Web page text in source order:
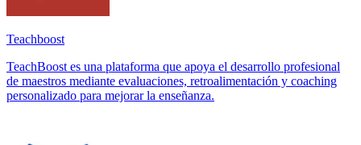
Teachboost
TeachBoost es una plataforma que apoya el desarrollo profesional
de maestros mediante evaluaciones, retroalimentación y coaching
personalizado para mejorar la enseñanza.